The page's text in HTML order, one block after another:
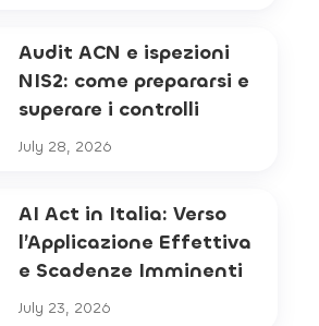
Audit ACN e ispezioni
NIS2: come prepararsi e
superare i controlli
July 28, 2026
AI Act in Italia: Verso
l’Applicazione Effettiva
e Scadenze Imminenti
July 23, 2026